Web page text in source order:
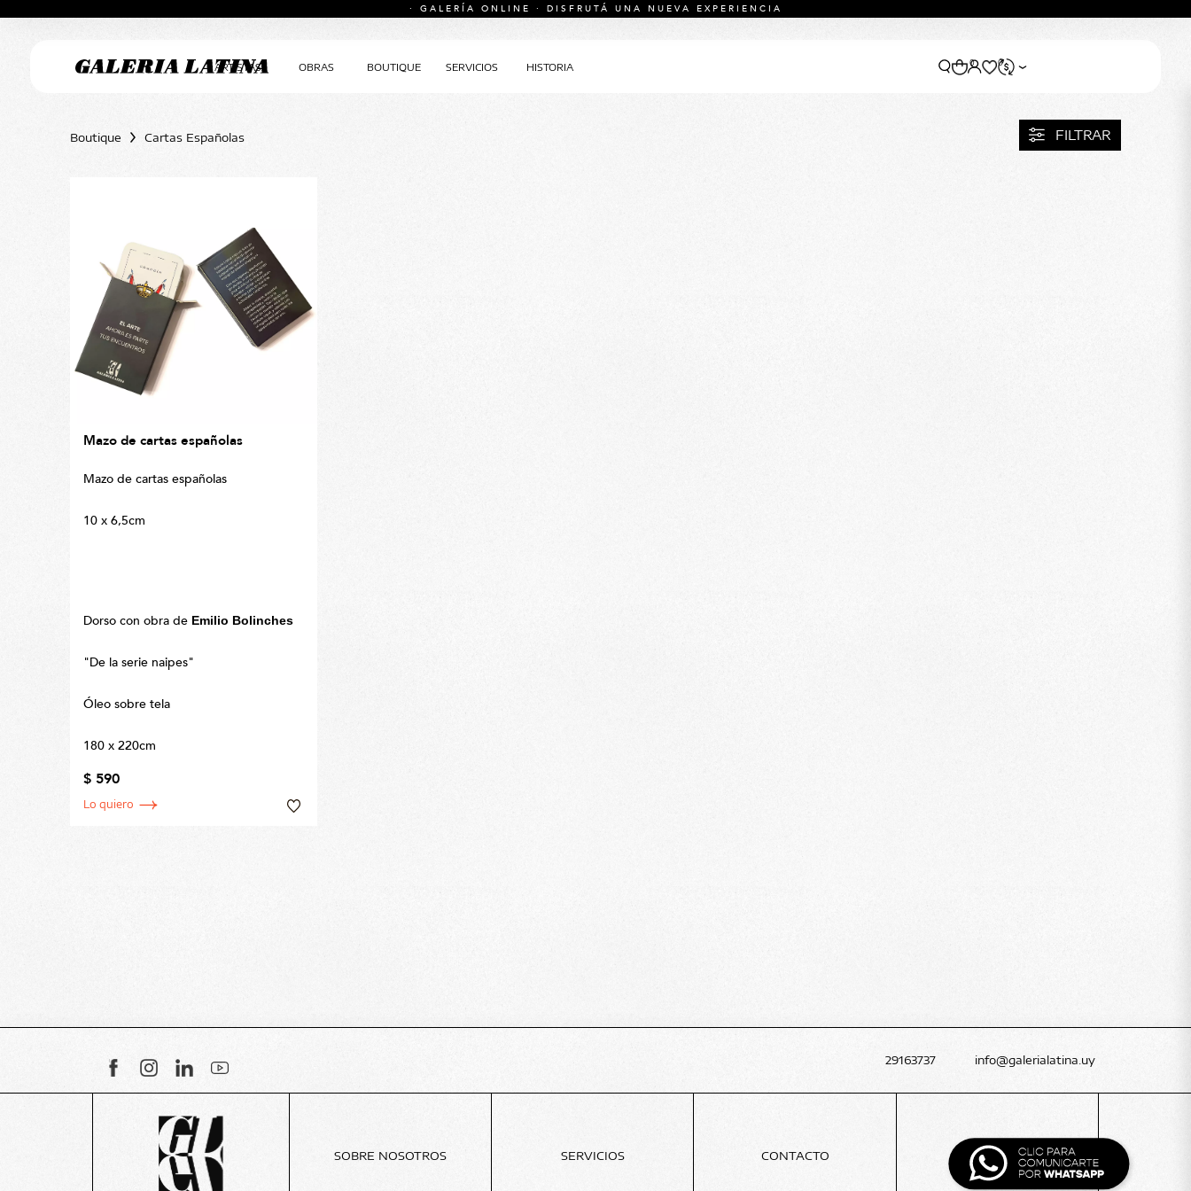
· GALERÍA ONLINE · DISFRUTÁ UNA NUEVA EXPERIENCIA
ARTISTAS OBRAS BOUTIQUE SERVICIOS HISTORIA 0 0
Boutique Cartas Españolas FILTRAR
Mazo de cartas españolas
Mazo de cartas españolas
10 x 6,5cm
Dorso con obra de Emilio Bolinches
"De la serie naipes"
Óleo sobre tela
180 x 220cm
$ 590
Lo quiero
29163737 info@galerialatina.uy
SOBRE NOSOTROS SERVICIOS CONTACTO BLOG